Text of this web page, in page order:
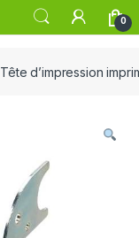
0
Tête d’impression